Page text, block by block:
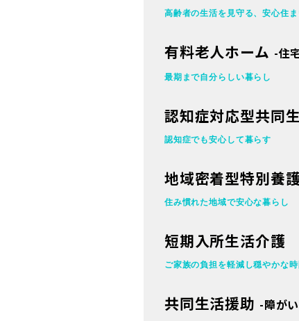
高齢者の生活を見守る、安心住
有料老人ホーム -住
最期まで自分らしい暮らし
認知症対応型共同
認知症でも安心して暮らす
地域密着型特別養
住み慣れた地域で安心な暮らし
短期入所生活介護
ご家族の負担を軽減し穏やかな
共同生活援助 -障が